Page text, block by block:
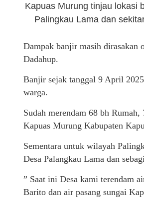
Kapuas Murung tinjau lokasi
Palingkau Lama dan
Dampak banjir masih dirasakan
Dadahup.
Banjir sejak tanggal 9 April
warga.
Sudah merendam 68 bh
Kapuas Murung Kabupaten
Sementara untuk wilayah
Desa Palangkau Lama dan
” Saat ini Desa kami terendam
Barito dan air pasang sungai